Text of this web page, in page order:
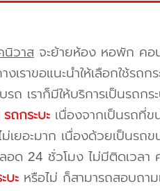
วาสจะย้ายห้อง หอพัก คอ
เราขอแนะนำให้เลือกใช้รถ
เราก็มีให้บริการเป็นรถก
รถกระบะเนื่องจากเป็นรถที่ข
อะมาก เนื่องด้วยเป็นรถข
24 ชั่วโมง ไม่มีติดเวลา
บะหรือไม่ ก็สามารถสอบถาม